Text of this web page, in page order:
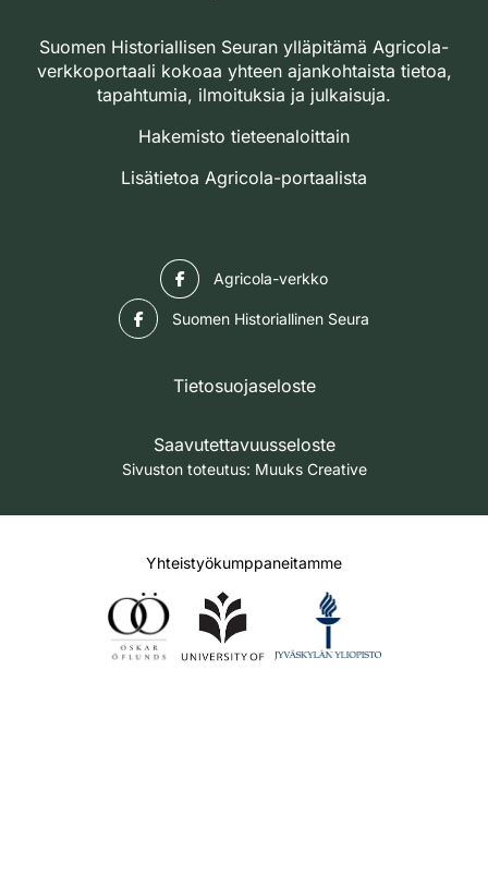
Suomen Historiallisen Seuran ylläpitämä Agricola-
verkkoportaali kokoaa yhteen ajankohtaista tietoa,
tapahtumia, ilmoituksia ja julkaisuja.
Hakemisto tieteenaloittain
Lisätietoa Agricola-portaalista
Agricola-verkko
Suomen Historiallinen Seura
Tietosuojaseloste
Saavutettavuusseloste
Sivuston toteutus: Muuks Creative
Yhteistyökumppaneitamme